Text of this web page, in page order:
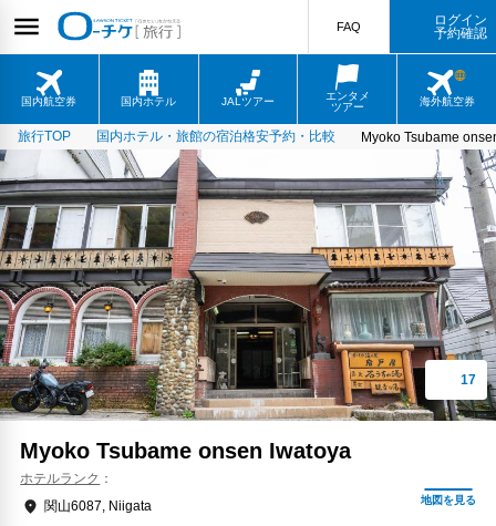
国内航空券 国内ホテル JALツアー
エンタメ
ツアー
海外航空券
FAQ
ログイン
予約確認
旅行TOP 国内ホテル・旅館の宿泊格安予約・比較 Myoko Tsubame
Myoko Tsubame onsen Iwatoya
ホテルランク
関山6087, Niigata